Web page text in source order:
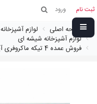
ثبت نام ورود
صفحه اصلی
لوازم آشپزخانه
لوازم آشپزخانه شیشه ای
فروش عمده 4 تیکه ماکروفری آیدا